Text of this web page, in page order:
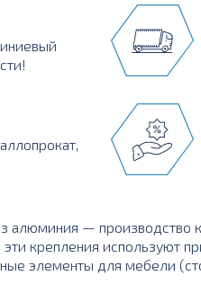
алюминия — производство
крепления используют
элементы для мебели